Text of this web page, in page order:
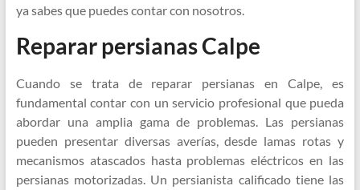
ya sabes que puedes contar con nosotros.
Reparar persianas Calpe
Cuando se trata de reparar persianas en Calpe, es
fundamental contar con un servicio profesional que pueda
abordar una amplia gama de problemas. Las persianas
pueden presentar diversas averías, desde lamas rotas y
mecanismos atascados hasta problemas eléctricos en las
persianas motorizadas. Un persianista calificado tiene las